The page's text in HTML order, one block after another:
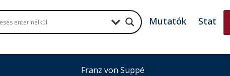
Mutatók Stat
Franz von Suppé